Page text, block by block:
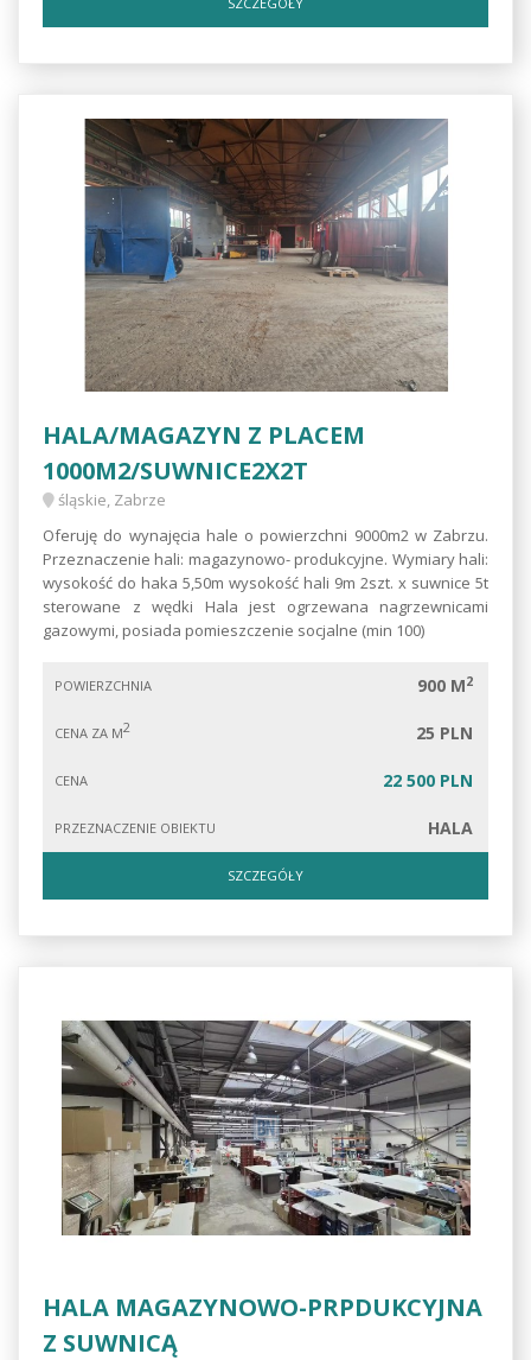
HALA/MAGAZYN Z PLACEM
1000M2/SUWNICE2X2T
śląskie, Zabrze
Oferuję do wynajęcia hale o powierzchni 9000m2 w Zabrzu.
Przeznaczenie hali: magazynowo- produkcyjne. Wymiary hali:
wysokość do haka 5,50m wysokość hali 9m 2szt. x suwnice 5t
sterowane z wędki Hala jest ogrzewana nagrzewnicami
gazowymi, posiada pomieszczenie socjalne (min 100)
POWIERZCHNIA 900 M2
CENA ZA M2 25 PLN
CENA 22 500 PLN
PRZEZNACZENIE OBIEKTU HALA
SZCZEGÓŁY
HALA MAGAZYNOWO-PRPDUKCYJNA
Z SUWNICĄ